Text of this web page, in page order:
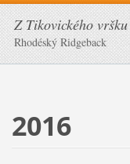
Z Tikovického vršku
Rhodéský Ridgeback
2016